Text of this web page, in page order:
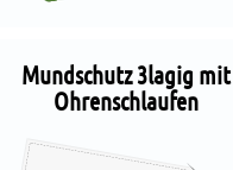
Mundschutz 3lagig mit
Ohrenschlaufen